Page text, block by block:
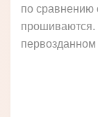
по сравнению
прошиваются.
первозданном